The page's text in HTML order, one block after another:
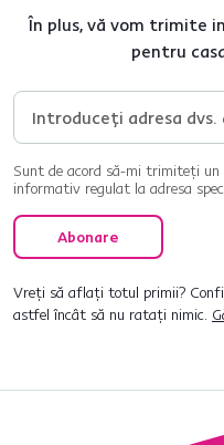
În plus, vă vom trimite
pentru
Sunt de acord să-mi trimiteți un
informativ regulat la adresa
Abonare
Vreți să aflați totul primii?
astfel încât să nu ratați nimic.